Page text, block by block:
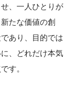
、一人ひとりが
たな価値の創
あり、目的では
、どれだけ本気
です。